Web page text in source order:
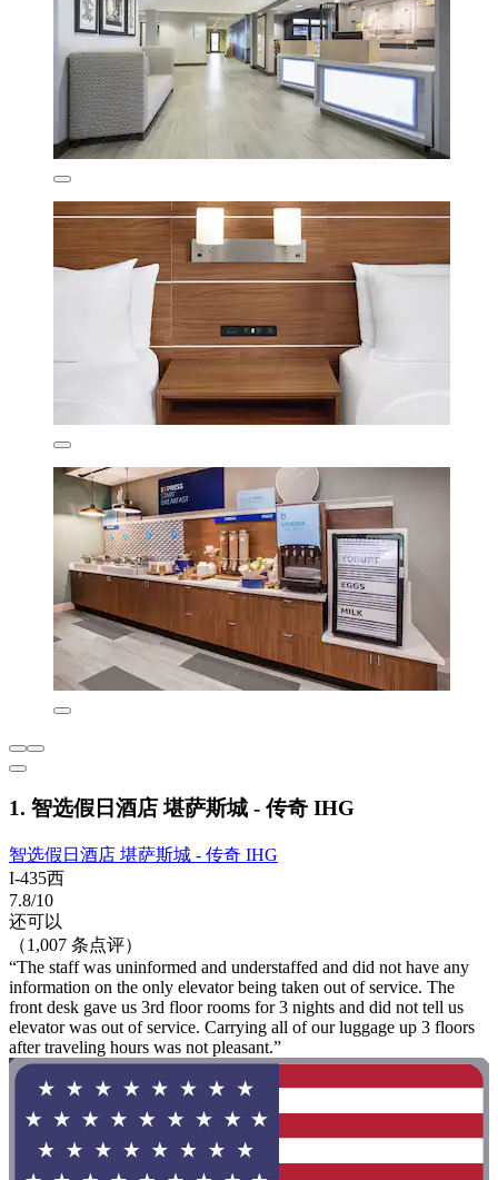
1. 智选假日酒店 堪萨斯城 - 传奇 IHG
智选假日酒店 堪萨斯城 - 传奇 IHG
I-435西
7.8/10
还可以
（1,007 条点评）
“The staff was uninformed and understaffed and did not have any
information on the only elevator being taken out of service. The
front desk gave us 3rd floor rooms for 3 nights and did not tell us
elevator was out of service. Carrying all of our luggage up 3 floors
after traveling hours was not pleasant.”